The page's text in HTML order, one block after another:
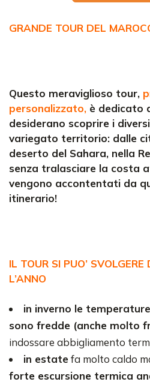
GRANDE TOUR DEL
Questo meraviglioso tour,
personalizzato, è dedicato
desiderano scoprire i
variegato territorio: dalle
deserto del Sahara, nella
senza tralasciare la costa
vengono accontentati da
itinerario!
IL TOUR SI PUO’
L’ANNO
in inverno le
sono fredde (anche molto
indossare abbigliamento
in estatefa molto caldo
forte escursione termica